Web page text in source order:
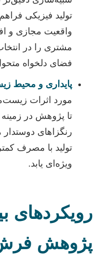
تولید فیزیکی
واقعیت مجازی و
مشتری را در
فضای دلخواه
پایداری و محیط
مورد اثرات
تا پژوهش در زمینه
رنگزاهای
تولید با مصرف
ویژه‌ای یابد.
رویکردهای
پژوهش